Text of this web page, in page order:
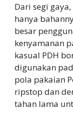
Dari segi
hanya
besar
kenyamanan
kasual PDH
digunakan
pola pakaian
ripstop dan
tahan lama